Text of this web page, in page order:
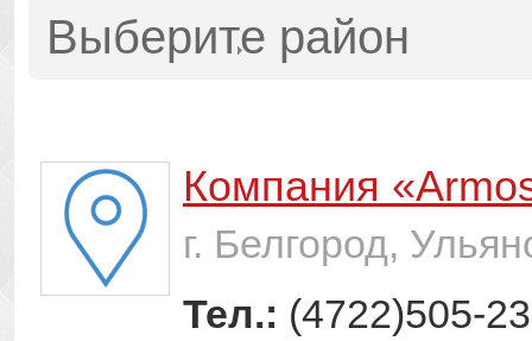
Выберите район
Компания
г. Белгород,
Тел.: (4722)505-